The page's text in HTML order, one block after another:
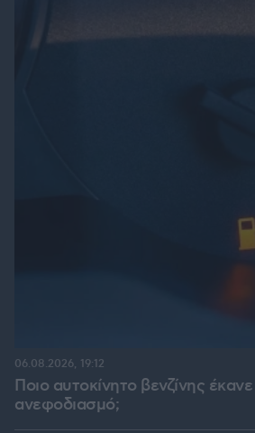
Ποιο αυτοκίνητο βενζίνης
ανεφοδιασμό;
06.08.2026, 19:12